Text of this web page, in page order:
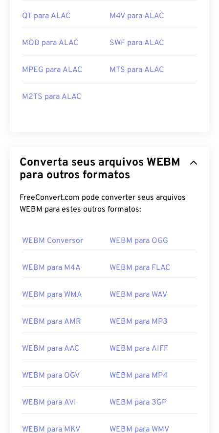
QT para ALAC M4V para ALAC
MOD para ALAC SWF para ALAC
MPEG para ALAC MTS para ALAC
M2TS para ALAC
Converta seus arquivos WEBM
para outros formatos
FreeConvert.com pode converter seus arquivos
WEBM para estes outros formatos:
WEBM Conversor WEBM para OGG
WEBM para M4A WEBM para FLAC
WEBM para WMA WEBM para WAV
WEBM para AMR WEBM para MP3
WEBM para AAC WEBM para AIFF
WEBM para OGV WEBM para MP4
WEBM para AVI WEBM para 3GP
WEBM para MKV WEBM para WMV